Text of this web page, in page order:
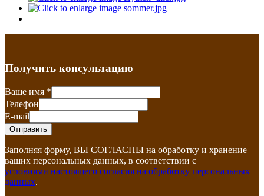
Получить консультацию
Ваше имя *
Телефон
E-mail
Заполняя форму, ВЫ СОГЛАСНЫ на обработку и хранение
ваших персональных данных, в соответствии с
условиями настоящего согласия на обработку персональных
данных.